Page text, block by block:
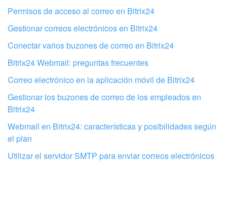
Configura tu Bitrix24 con profesionales
locales
Permisos de acceso al correo en Bitrix24
Gestionar correos electrónicos en Bitrix24
Conectar varios buzones de correo en Bitrix24
Bitrix24 Webmail: preguntas frecuentes
Correo electrónico en la aplicación móvil de Bitrix24
Gestionar los buzones de correo de los empleados en
Bitrix24
Webmail en Bitrix24: características y posibilidades según
el plan
Utilizar el servidor SMTP para enviar correos electrónicos